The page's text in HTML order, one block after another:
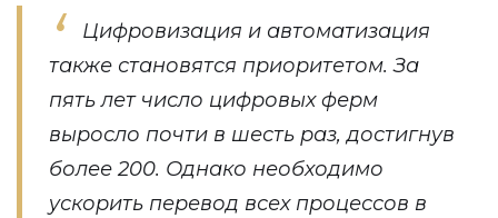
Цифровизация и автоматизация
также становятся приоритетом. За
пять лет число цифровых ферм
выросло почти в шесть раз, достигнув
более 200. Однако необходимо
ускорить перевод всех процессов в